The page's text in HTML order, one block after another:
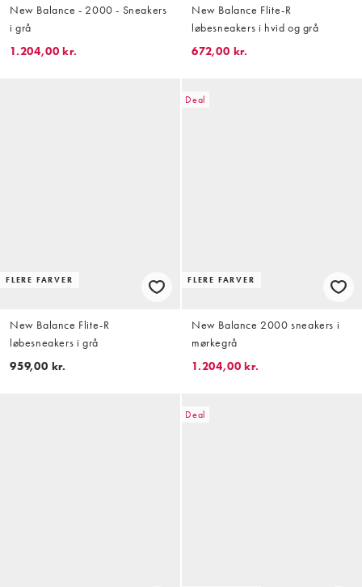
New Balance - 2000 - Sneakers
i grå
1.204,00 kr.
New Balance Flite-R
løbesneakers i hvid og grå
672,00 kr.
FLERE FARVER
New Balance Flite-R
løbesneakers i grå
959,00 kr.
Deal
FLERE FARVER
New Balance 2000 sneakers i
mørkegrå
1.204,00 kr.
Deal